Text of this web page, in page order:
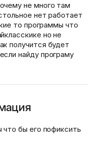
не много там
нет работает
то программы что
но не
получится будет
найду програму
что бы его пофиксить